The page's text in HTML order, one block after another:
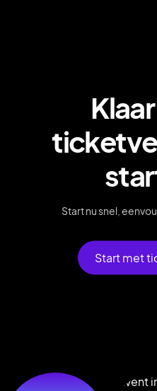
Start nu snel,
Start met